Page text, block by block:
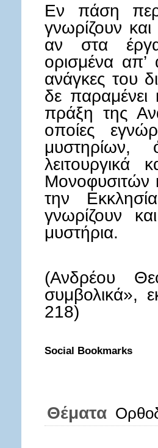
Εν πάση
γνωρίζουν
αν στα
ορισμένα απ’
ανάγκες του
δε παραμένει
πράξη της
οποίες
Μονοφυσιτών
την
γνωρίζουν
μυστήρια.
(Ανδρέου
συμβολικά»,
218)
Social Bookmarks
Θέματα